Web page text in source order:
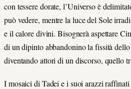
con tessere dorate, l’Universo è
può vedere, mentre la luce del Sole
e il calore divini. Bisognerà aspettare
di un dipinto abbandonino la fissità
diventando attori di un discorso, quello
I mosaici di Tadei e i suoi arazzi